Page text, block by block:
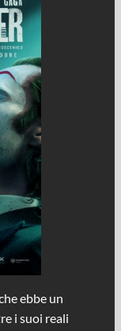
ebbe un
i suoi reali